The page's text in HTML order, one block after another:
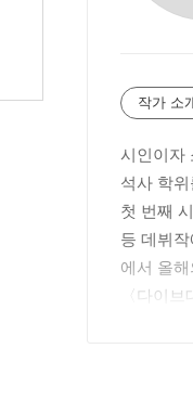
작가 소
시인이자
석사 학
첫 번째
등 데뷔
에서 올
〈다이